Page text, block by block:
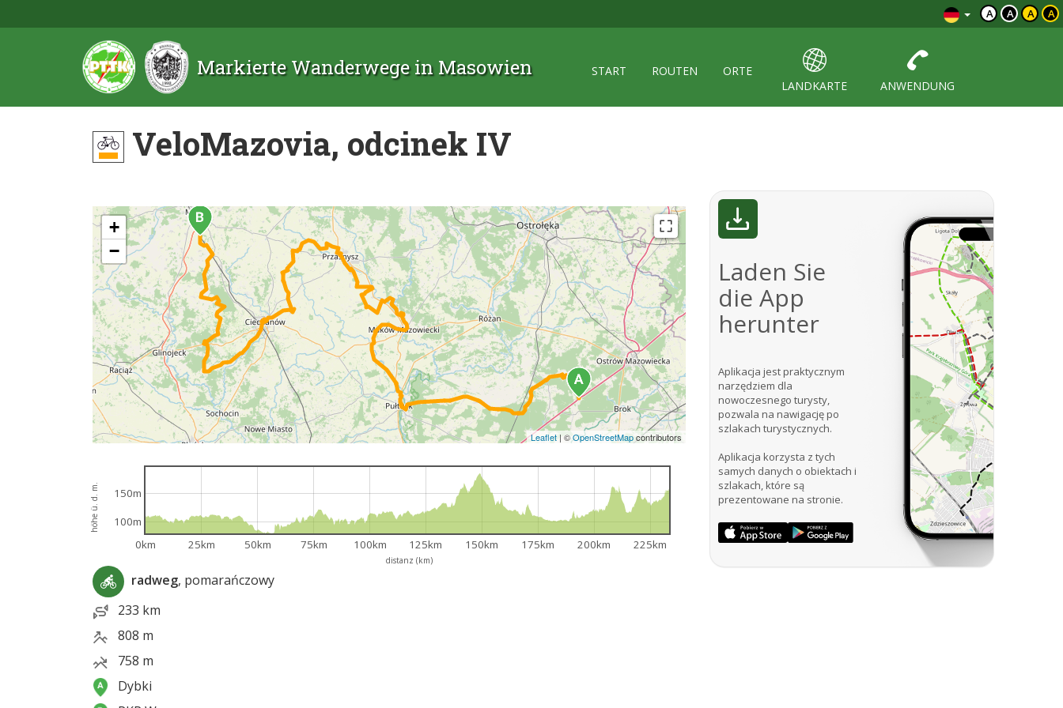
A A A A
Markierte Wanderwege in Masowien START ROUTEN
ORTE
LANDKARTE
ANWENDUNG
VeloMazovia, odcinek IV
+
−
Leaflet | ©OpenStreetMapcontributors
distanz (km)
höhe ü. d. m.
0km 25km 50km 75km 100km 125km 150km 175km 200km 225km
100m
150m
radweg, pomarańczowy
233 km
808 m
758 m
Dybki
Laden Sie
die App
herunter
Aplikacja jest praktycznym
narzędziem dla
nowoczesnego turysty,
pozwala na nawigację po
szlakach turystycznych.
Aplikacja korzysta z tych
samych danych o obiektach i
szlakach, które są
prezentowane na stronie.